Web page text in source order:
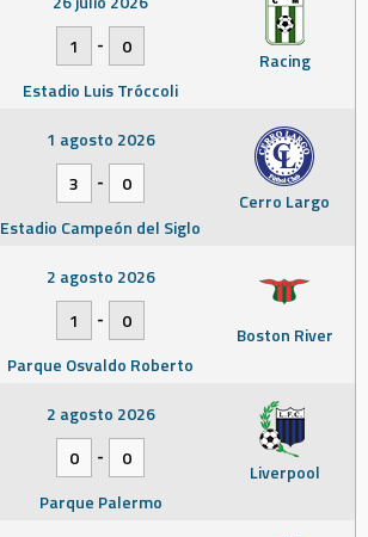
Racing
1
-
0
Estadio Luis Tróccoli
Cerro Largo
1 agosto 2026
3
-
0
Estadio Campeón del Siglo
Boston River
2 agosto 2026
1
-
0
Parque Osvaldo Roberto
Liverpool
2 agosto 2026
0
-
0
Parque Palermo